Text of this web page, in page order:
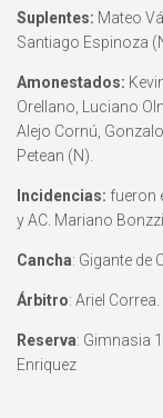
Suplentes: Mateo
Santiago Espinoza
Amonestados:
Orellano, Luciano
Alejo Cornú,
Petean (N).
Incidencias: fueron
y AC. Mariano
Cancha: Gigante de
Árbitro: Ariel Correa.
Reserva: Gimnasia
Enriquez